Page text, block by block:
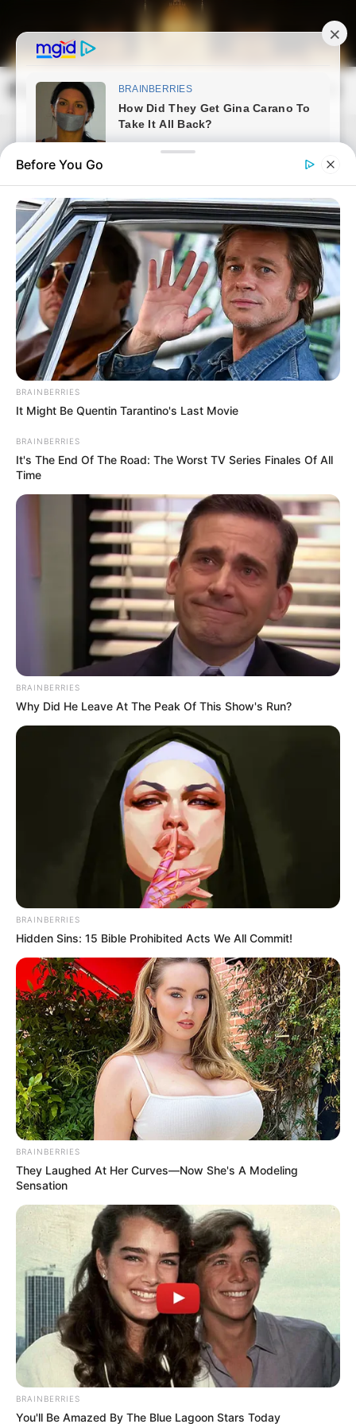
content
Magyarország Kincsei
Search
Friss hírek
Gyász: Egy ország búcsúzik a
Huszti ikrektől
bySzerző • May 9, 2026
A 32 éves Huszti ikrek eltűnése és tragikus halála
mélyen megrázta a családot és a közösséget. Az
édesapa, Huszti Miklós, szívszorító nyilatkozatban
osztotta meg fájdalmát. Mint mondta, fia
értesítette a szörnyű hírről, amikor azonosították
Henriettát egy angyalos tetoválás alapján. A 63
éves apuka a SZON hírportállal osztotta meg
gyászát: – A fiam felhívott délután háromnegyed
kettőkor, hogy valószínűleg Henikémet találták
meg.
Before You Go
BRAINBERRIES
It Might Be Quentin Tarantino's Last Movie
BRAINBERRIES
It's The End Of The Road: The Worst TV Series Finales Of All
Time
BRAINBERRIES
Why Did He Leave At The Peak Of This Show's Run?
BRAINBERRIES
Hidden Sins: 15 Bible Prohibited Acts We All Commit!
BRAINBERRIES
They Laughed At Her Curves—Now She's A Modeling
Sensation
BRAINBERRIES
You'll Be Amazed By The Blue Lagoon Stars Today